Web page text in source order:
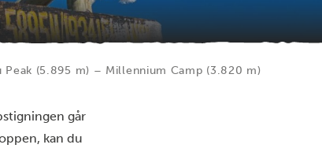
(5.895 m) – Millennium Camp (3.820 m)
går
kan du